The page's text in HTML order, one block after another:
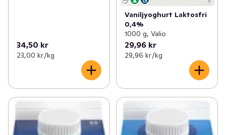
34,50 kr
23,00 kr /kg
Vaniljyoghurt Laktosfri
0,4%
1000 g, Valio
29,96 kr
29,96 kr /kg